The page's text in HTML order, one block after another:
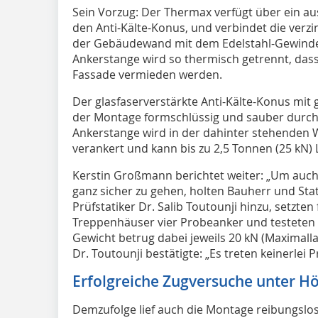
Sein Vorzug: Der Thermax verfügt über ein
den Anti-Kälte-Konus, und verbindet die
der Gebäudewand mit dem Edelstahl-
Ankerstange wird so thermisch getrennt,
Fassade vermieden werden.
Der glasfaserverstärkte Anti-Kälte-Konus
der Montage formschlüssig und sauber
Ankerstange wird in der dahinter stehenden
verankert und kann bis zu 2,5 Tonnen (25 kN)
Kerstin Großmann berichtet weiter: „Um
ganz sicher zu gehen, holten Bauherr und
Prüfstatiker Dr. Salib Toutounji hinzu,
Treppenhäuser vier Probeanker und
Gewicht betrug dabei jeweils 20 kN
Dr. Toutounji bestätigte: „Es treten keinerlei
Erfolgreiche Zugversuche unter
Demzufolge lief auch die Montage